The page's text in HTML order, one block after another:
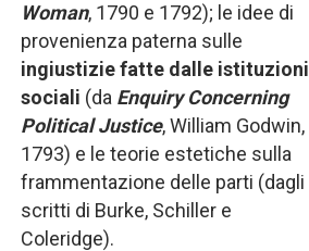
Woman, 1790 e 1792); le idee di
provenienza paterna sulle
ingiustizie fatte dalle istituzioni
sociali (da Enquiry Concerning
Political Justice, William Godwin,
1793) e le teorie estetiche sulla
frammentazione delle parti (dagli
scritti di Burke, Schiller e
Coleridge).